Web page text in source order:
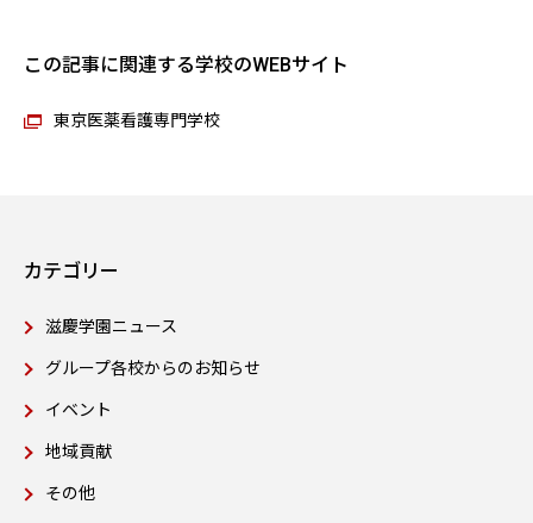
この記事に関連する学校のWEBサイト
東京医薬看護専門学校
カテゴリー
滋慶学園ニュース
グループ各校からのお知らせ
イベント
地域貢献
その他